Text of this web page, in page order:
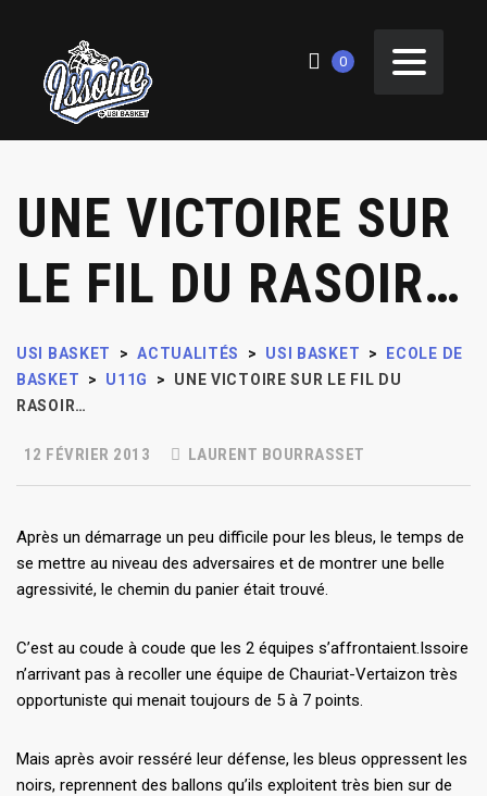
0
UNE VICTOIRE SUR
LE FIL DU RASOIR…
USI BASKET > ACTUALITÉS > USI BASKET >
ECOLE DE
BASKET
> U11G >
UNE VICTOIRE SUR LE FIL DU
RASOIR…
12 FÉVRIER 2013 LAURENT BOURRASSET
Après un démarrage un peu difficile pour les bleus, le temps de
se mettre au niveau des adversaires et de montrer une belle
agressivité, le chemin du panier était trouvé.
C’est au coude à coude que les 2 équipes s’affrontaient.Issoire
n’arrivant pas à recoller une équipe de Chauriat-Vertaizon très
opportuniste qui menait toujours de 5 à 7 points.
Mais après avoir resséré leur défense, les bleus oppressent les
noirs, reprennent des ballons qu’ils exploitent très bien sur de